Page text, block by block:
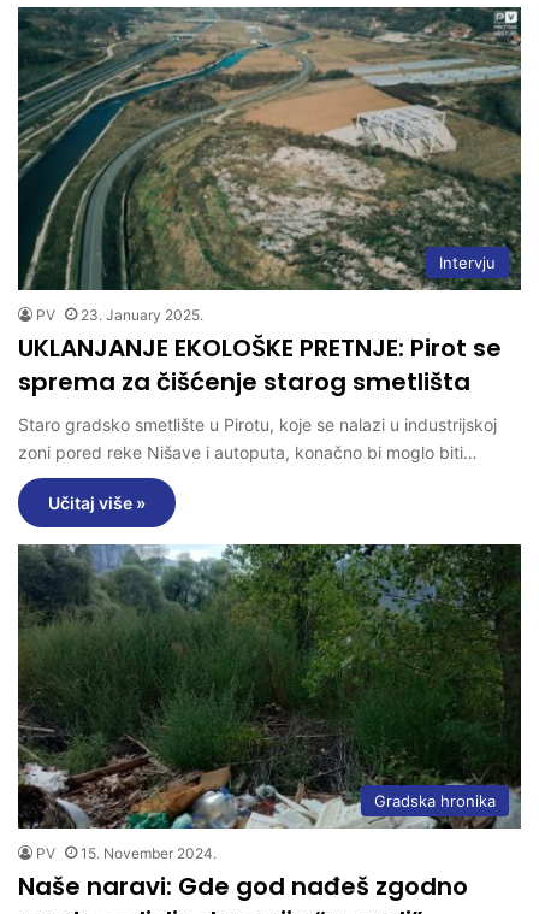
Intervju
PV 23. January 2025.
UKLANJANJE EKOLOŠKE PRETNJE: Pirot se
sprema za čišćenje starog smetlišta
Staro gradsko smetlište u Pirotu, koje se nalazi u industrijskoj
zoni pored reke Nišave i autoputa, konačno bi moglo biti…
Učitaj više »
Gradska hronika
PV 15. November 2024.
Naše naravi: Gde god nađeš zgodno